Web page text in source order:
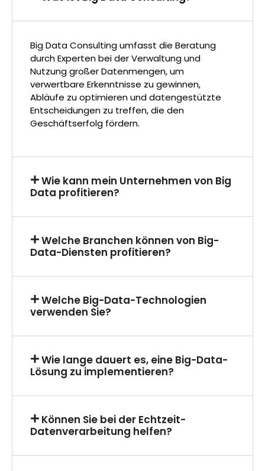
Big Data Consulting umfasst die Beratung
durch Experten bei der Verwaltung und
Nutzung großer Datenmengen, um
verwertbare Erkenntnisse zu gewinnen,
Abläufe zu optimieren und datengestützte
Entscheidungen zu treffen, die den
Geschäftserfolg fördern.
Wie kann mein Unternehmen von Big
Data profitieren?
Welche Branchen können von Big-
Data-Diensten profitieren?
Welche Big-Data-Technologien
verwenden Sie?
Wie lange dauert es, eine Big-Data-
Lösung zu implementieren?
Können Sie bei der Echtzeit-
Datenverarbeitung helfen?